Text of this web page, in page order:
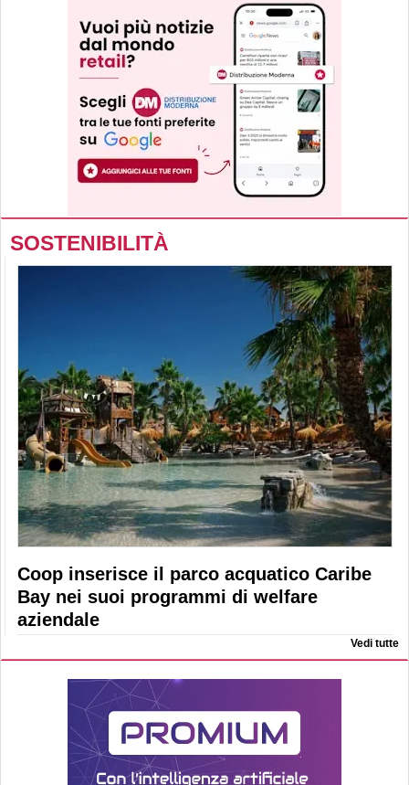
SOSTENIBILITÀ
Coop inserisce il parco acquatico Caribe
Bay nei suoi programmi di welfare
aziendale
Vedi tutte